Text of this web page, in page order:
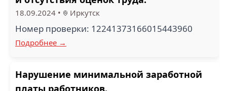
18.09.2024 • Иркутск
Номер проверки: 12241373166015443960
Подробнее →
Нарушение минимальной заработной
платы работников.